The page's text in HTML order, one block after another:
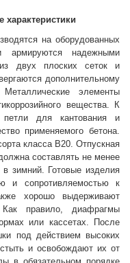
характеристики
на оборудованных
армируются надежными
двух плоских сеток и
дополнительному
элементы
вещества. К
для кантования и
применяемого бетона.
класса В20. Отпускная
составлять не менее
зимний. Готовые изделия
и сопротивляемостью к
хорошо выдерживают
правило, диафрагмы
или кассетах. После
под действием высоких
и освобождают их от